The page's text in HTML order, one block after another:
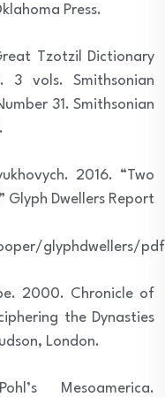
Press.
Tzotzil Dictionary
3 vols. Smithsonian
31. Smithsonian
2016. “Two
Glyph Dwellers Report
glyphdwellers/
2000. Chronicle of
the Dynasties
London.
Mesoamerica.